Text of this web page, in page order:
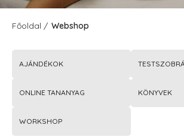
Főoldal Webshop
AJÁNDÉKOK
ONLINE TANANYAG KÖNYVEK
WORKSHOP